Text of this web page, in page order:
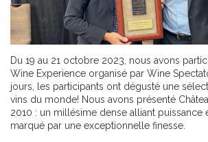
Du 19 au 21 octobre 2023, nous avons
Wine Experience organisé par Wine
jours, les participants ont dégusté une
vins du monde! Nous avons présenté
2010 : un millésime dense alliant puissance
marqué par une exceptionnelle finesse.